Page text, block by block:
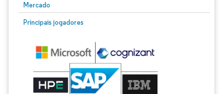
Mercado
Principais jogadores
Imagem © Mordor Intelligence. O reuso requer atribuição conforme CC BY 4.0.